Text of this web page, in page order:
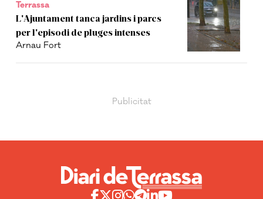
Terrassa
L'Ajuntament tanca jardins i parcs
per l'episodi de pluges intenses
Arnau Fort